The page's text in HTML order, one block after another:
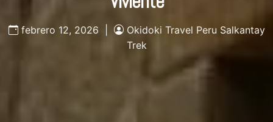
febrero 12, 2026 |
Okidoki Travel Peru Salkantay
Trek